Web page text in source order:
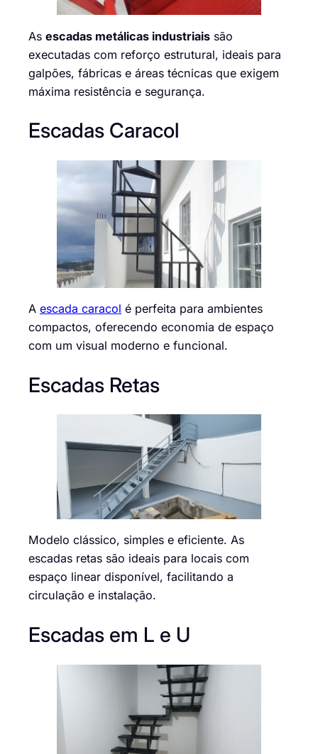
As escadas metálicas industriais são
executadas com reforço estrutural, ideais para
galpões, fábricas e áreas técnicas que exigem
máxima resistência e segurança.
Escadas Caracol
A escada caracol é perfeita para ambientes
compactos, oferecendo economia de espaço
com um visual moderno e funcional.
Escadas Retas
Modelo clássico, simples e eficiente. As
escadas retas são ideais para locais com
espaço linear disponível, facilitando a
circulação e instalação.
Escadas em L e U